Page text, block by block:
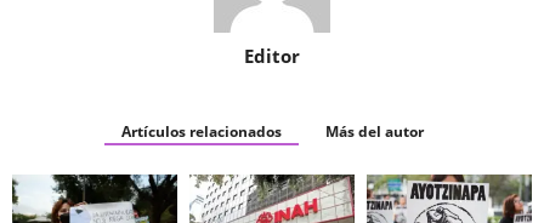
Editor
Artículos relacionados Más del autor